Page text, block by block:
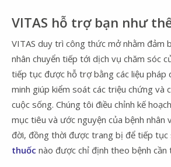
VITAS hỗ trợ bạn như
VITAS duy trì công thức mở nhằm đảm
nhân chuyển tiếp tới dịch vụ chăm sóc
tiếp tục được hỗ trợ bằng các liệu pháp
minh giúp kiểm soát các triệu chứng và
cuộc sống. Chúng tôi điều chỉnh kế
mục tiêu và ước nguyện của bệnh nhân
đời, đồng thời được trang bị để tiếp tục
thuốc nào được chỉ định theo bệnh cần